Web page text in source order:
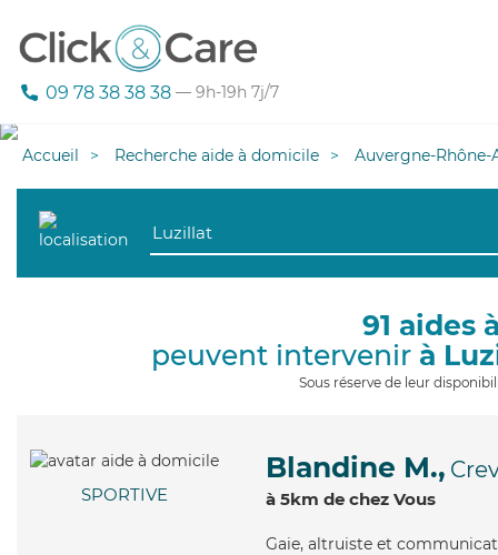
09 78 38 38 38 — 9h-19h 7j/7
Accueil Recherche aide à domicile Auvergne-Rhône-
91 aides
peuvent intervenir à
Sous réserve de leur
SPORTIVE
Blandine M.,
à 5km de chez Vous
Gaie, altruiste et